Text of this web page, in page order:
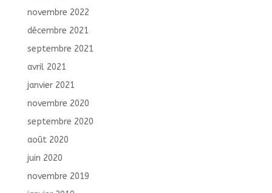
novembre 2022
décembre 2021
septembre 2021
avril 2021
janvier 2021
novembre 2020
septembre 2020
août 2020
juin 2020
novembre 2019